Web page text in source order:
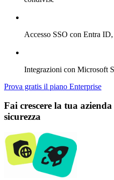
Accesso SSO con Entra
Integrazioni con Microsoft
Prova gratis il piano Enterprise
Fai crescere la tua
sicurezza